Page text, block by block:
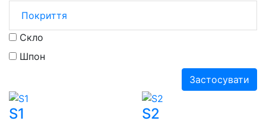
Покриття
Скло
Шпон
Застосувати
S1 S2